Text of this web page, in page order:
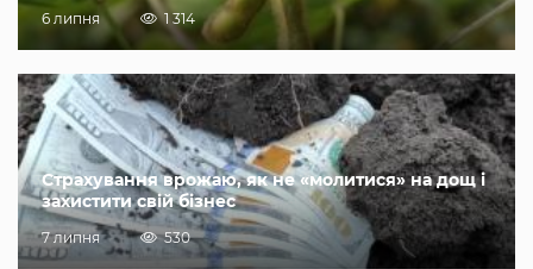
6 липня 1 314
Страхування врожаю, як не «молитися» на дощ і
захистити свій бізнес
7 липня 530